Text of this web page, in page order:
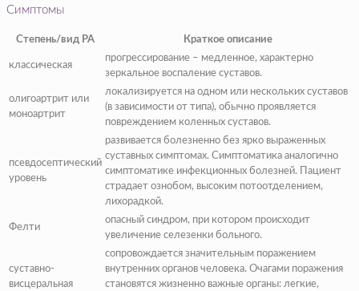
Симптомы
Степень/вид РА Краткое описание
классическая
прогрессирование – медленное, характерно
зеркальное воспаление суставов.
олигоартрит или
моноартрит
локализируется на одном или нескольких суставов
(в зависимости от типа), обычно проявляется
повреждением коленных суставов.
псевдосептический
уровень
развивается болезненно без ярко выраженных
суставных симптомах. Симптоматика аналогично
симптоматике инфекционных болезней. Пациент
страдает ознобом, высоким потоотделением,
лихорадкой.
Фелти
опасный синдром, при котором происходит
увеличение селезенки больного.
суставно-
висцеральная
сопровождается значительным поражением
внутренних органов человека. Очагами поражения
становятся жизненно важные органы: легкие,